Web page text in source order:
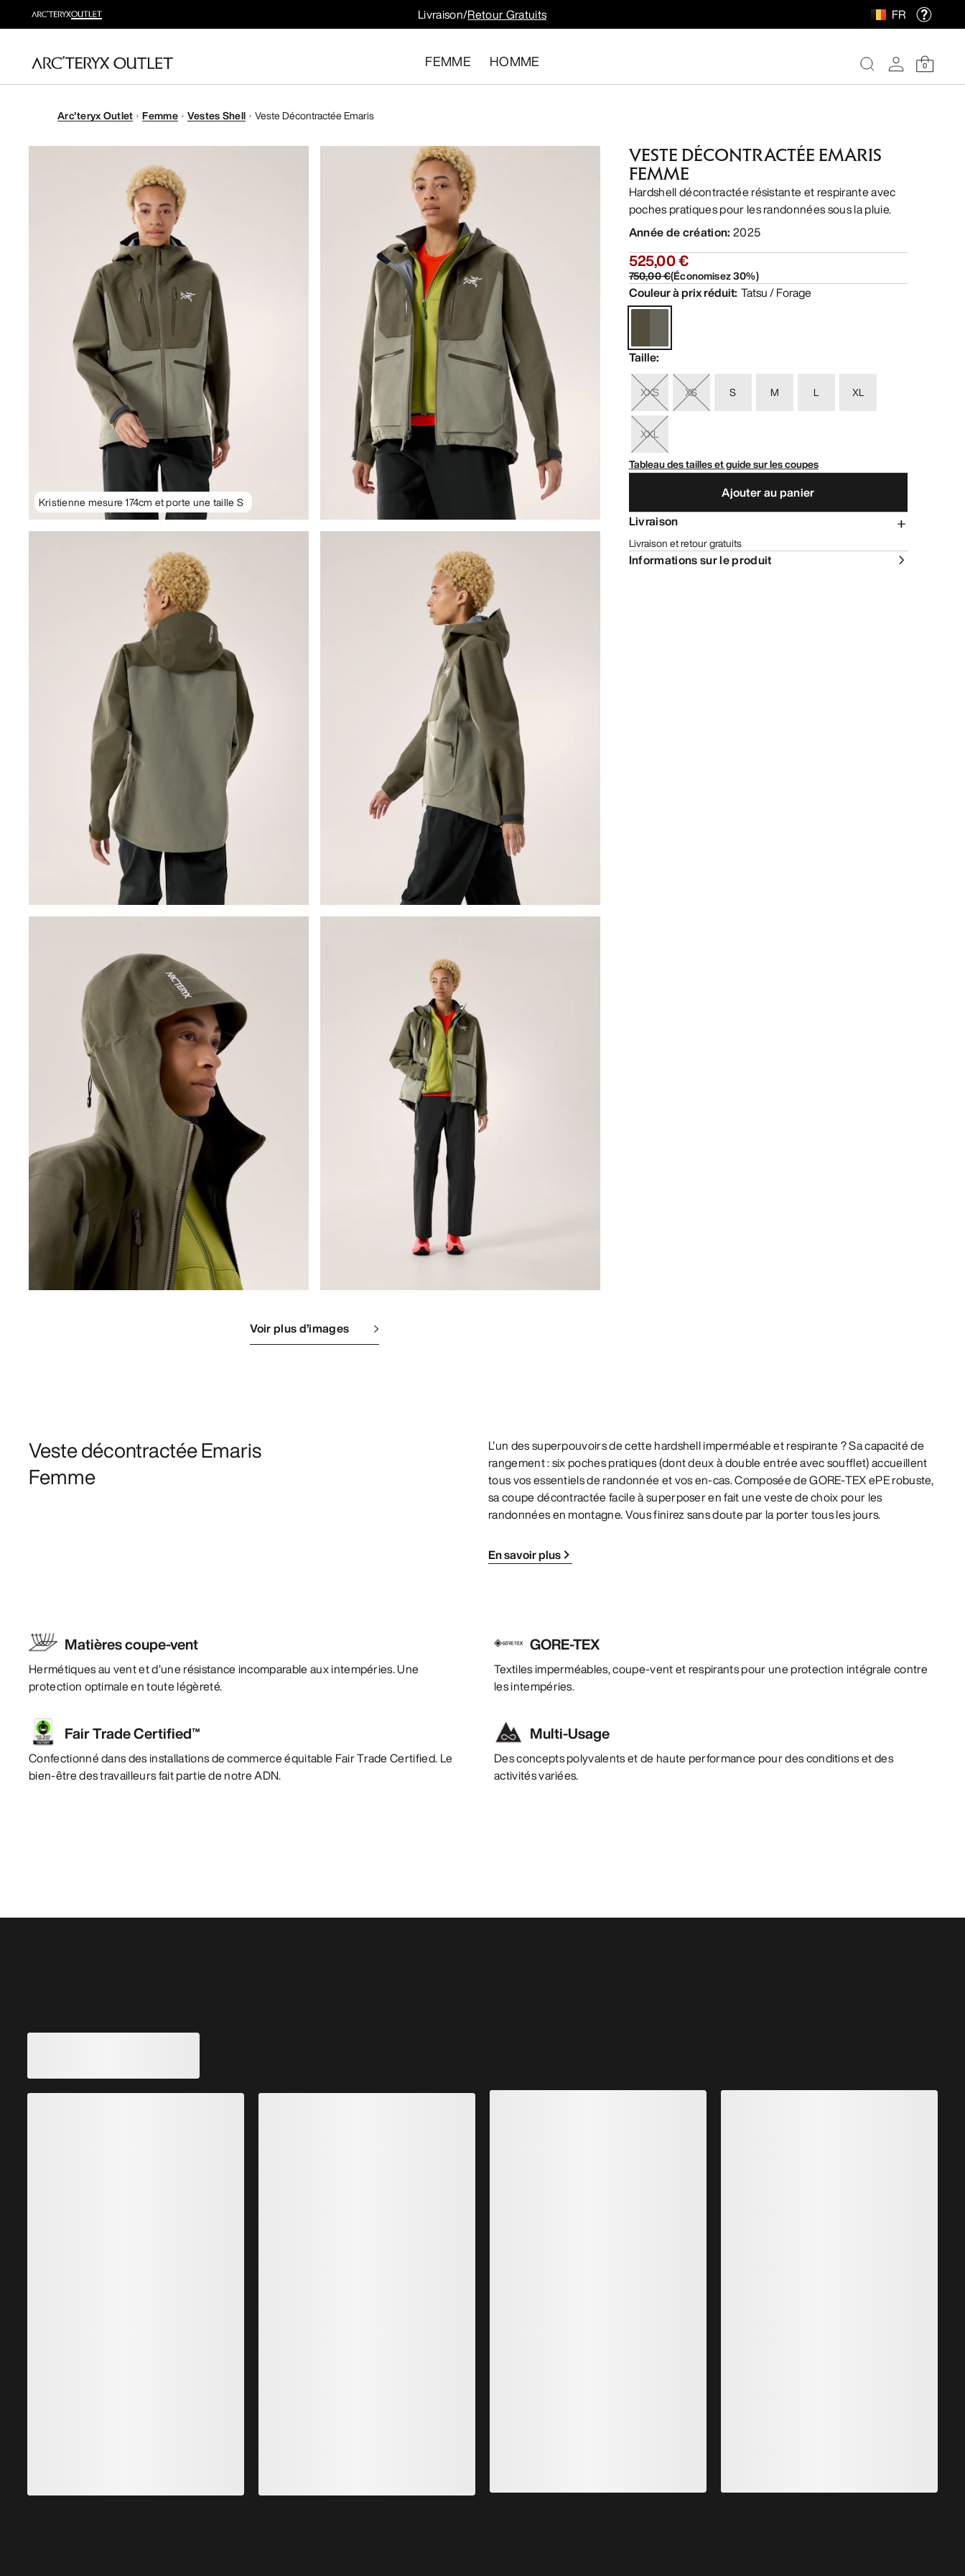
Livraison/Retour Gratuits FR
FEMME HOMME 0
Arc'teryx Outlet Femme Vestes Shell Veste Décontractée Emaris
Kristienne mesure 174cm et porte une taille S
Voir plus d’images
VESTE DÉCONTRACTÉE EMARIS
FEMME
Hardshell décontractée résistante et respirante avec
poches pratiques pour les randonnées sous la pluie.
Année de création: 2025
525,00 €
750,00 €(Économisez30%)
Couleur à prix réduit: Tatsu / Forage
Taille:
XXS XS S M L XL
XXL
Tableau des tailles et guide sur les coupes
Ajouter au panier
Livraison
Livraison et retour gratuits
Informations sur le produit
Veste décontractée Emaris
Femme
L’un des superpouvoirs de cette hardshell imperméable et respirante ? Sa capacité de
rangement : six poches pratiques (dont deux à double entrée avec soufflet) accueillent
tous vos essentiels de randonnée et vos en-cas. Composée de GORE-TEX ePE robuste,
sa coupe décontractée facile à superposer en fait une veste de choix pour les
randonnées en montagne. Vous finirez sans doute par la porter tous les jours.
En savoir plus
Matières coupe-vent
Hermétiques au vent et d’une résistance incomparable aux intempéries. Une
protection optimale en toute légèreté.
GORE-TEX
Textiles imperméables, coupe-vent et respirants pour une protection intégrale contre
les intempéries.
Fair Trade Certified™
Confectionné dans des installations de commerce équitable Fair Trade Certified. Le
bien-être des travailleurs fait partie de notre ADN.
Multi-Usage
Des concepts polyvalents et de haute performance pour des conditions et des
activités variées.